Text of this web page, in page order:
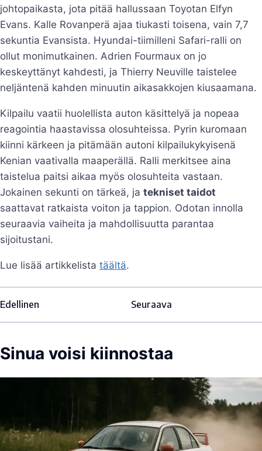
johtopaikasta, jota pitää hallussaan Toyotan Elfyn
Evans. Kalle Rovanperä ajaa tiukasti toisena, vain 7,7
sekuntia Evansista. Hyundai-tiimilleni Safari-ralli on
ollut monimutkainen. Adrien Fourmaux on jo
keskeyttänyt kahdesti, ja Thierry Neuville taistelee
neljäntenä kahden minuutin aikasakkojen kiusaamana.
Kilpailu vaatii huolellista auton käsittelyä ja nopeaa
reagointia haastavissa olosuhteissa. Pyrin kuromaan
kiinni kärkeen ja pitämään autoni kilpailukykyisenä
Kenian vaativalla maaperällä. Ralli merkitsee aina
taistelua paitsi aikaa myös olosuhteita vastaan.
Jokainen sekunti on tärkeä, ja tekniset taidot
saattavat ratkaista voiton ja tappion. Odotan innolla
seuraavia vaiheita ja mahdollisuutta parantaa
sijoitustani.
Lue lisää artikkelista täältä.
Edellinen Seuraava
Sinua voisi kiinnostaa